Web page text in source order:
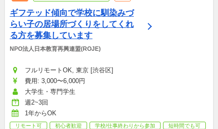
ギフテッド傾向で学校に馴染みづ
らい子の居場所づくりをしてくれ
る方を募集しています
NPO法人日本教育再興連盟(ROJE)
フルリモートOK, 東京 [渋谷区]
費用: 3,000〜6,000円
大学生・専門学生
週2~3回
1年からOK
リモート可 初心者歓迎 学校/仕事終わりから参加
短時間でも可